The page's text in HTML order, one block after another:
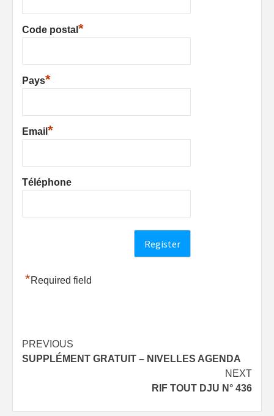
Code postal *
Pays*
Email *
Téléphone
*Required field
Post
navigation
PREVIOUS
SUPPLÉMENT GRATUIT – NIVELLES AGENDA
NEXT
RIF TOUT DJU N° 436